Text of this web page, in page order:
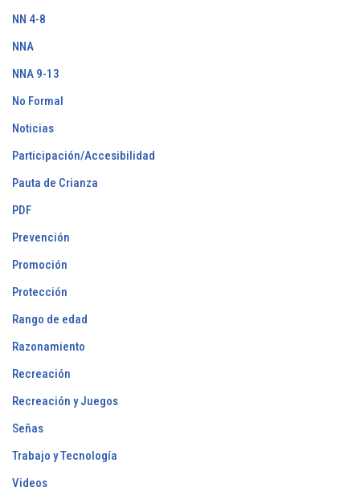
NN 4-8
NNA
NNA 9-13
No Formal
Noticias
Participación/Accesibilidad
Pauta de Crianza
PDF
Prevención
Promoción
Protección
Rango de edad
Razonamiento
Recreación
Recreación y Juegos
Señas
Trabajo y Tecnología
Videos